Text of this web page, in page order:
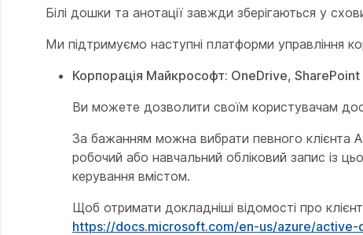
Білі дошки та анотації завжди зберігаються у
Ми підтримуємо наступні платформи управління
Корпорація Майкрософт: OneDrive, SharePoint
Ви можете дозволити своїм користувачам
За бажанням можна вибрати певного клієнта
робочий або навчальний обліковий запис із
керування вмістом.
Щоб отримати докладніші відомості про
https://docs.microsoft.com/en-us/azure/